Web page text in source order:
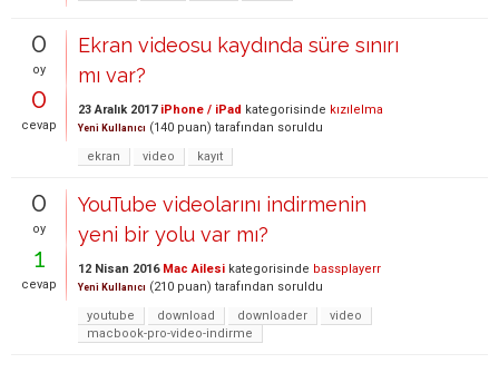
0
oy
0
cevap
Ekran videosu kaydında süre sınırı
mı var?
23 Aralık 2017 iPhone / iPad kategorisinde kızılelma
Yeni Kullanıcı (140 puan) tarafından soruldu
ekran
video kayıt
0
oy
1
cevap
YouTube videolarını indirmenin
yeni bir yolu var mı?
12 Nisan 2016 Mac Ailesi kategorisinde bassplayerr
Yeni Kullanıcı (210 puan) tarafından soruldu
youtube
download downloader
video
macbook-pro-video-indirme